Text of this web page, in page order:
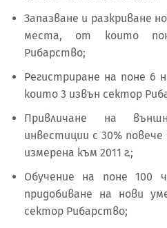
Запазване и разкриване
места, от които
Рибарство;
Регистриране на поне 6
които 3 извън сектор
Привличане на
инвестиции с 30%
измерена към 2011 г.;
Обучение на поне 100
придобиване на нови
сектор Рибарство;